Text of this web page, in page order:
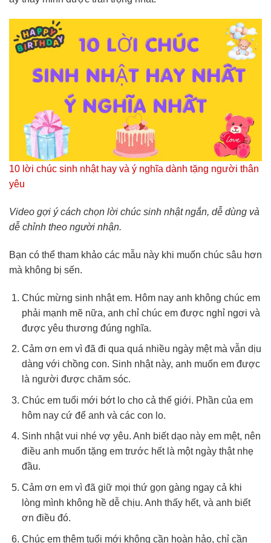
10 lời chúc sinh nhật hay và ý nghĩa dành tặng người thân
yêu
Video gợi ý cách chọn lời chúc sinh nhật ngắn, dễ dùng và
dễ chỉnh theo người nhận.
Bạn có thể tham khảo các mẫu này khi muốn chúc sâu hơn
mà không bị sến.
Chúc mừng sinh nhật em. Hôm nay anh không chúc em
phải mạnh mẽ nữa, anh chỉ chúc em được nghỉ ngơi và
được yêu thương đúng nghĩa.
Cảm ơn em vì đã đi qua quá nhiều ngày mệt mà vẫn dịu
dàng với chồng con. Sinh nhật này, anh muốn em được
là người được chăm sóc.
Chúc em tuổi mới bớt lo cho cả thế giới. Phần của em
hôm nay cứ để anh và các con lo.
Sinh nhật vui nhé vợ yêu. Anh biết dạo này em mệt, nên
điều anh muốn tặng em trước hết là một ngày thật nhẹ
đầu.
Cảm ơn em vì đã giữ mọi thứ gọn gàng ngay cả khi
lòng mình không hề dễ chịu. Anh thấy hết, và anh biết
ơn điều đó.
Chúc em thêm tuổi mới không cần hoàn hảo, chỉ cần